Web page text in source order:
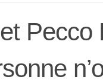
Pecco